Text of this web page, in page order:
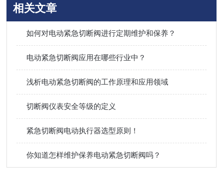
相关文章
如何对电动紧急切断阀进行定期维护和保养？
电动紧急切断阀应用在哪些行业中？
浅析电动紧急切断阀的工作原理和应用领域
切断阀仪表安全等级的定义
紧急切断阀电动执行器选型原则！
你知道怎样维护保养电动紧急切断阀吗？